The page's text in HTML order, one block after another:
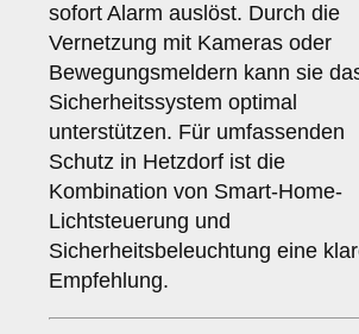
sofort Alarm auslöst. Durch die
Vernetzung mit Kameras oder
Bewegungsmeldern kann sie
Sicherheitssystem optimal
unterstützen. Für umfassenden
Schutz in Hetzdorf ist die
Kombination von Smart-Home-
Lichtsteuerung und
Sicherheitsbeleuchtung eine
Empfehlung.